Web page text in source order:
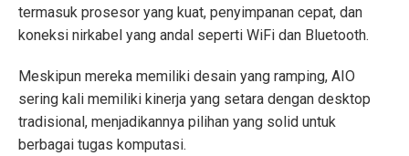
termasuk prosesor yang kuat, penyimpanan cepat, dan
koneksi nirkabel yang andal seperti WiFi dan Bluetooth.
Meskipun mereka memiliki desain yang ramping, AIO
sering kali memiliki kinerja yang setara dengan desktop
tradisional, menjadikannya pilihan yang solid untuk
berbagai tugas komputasi.